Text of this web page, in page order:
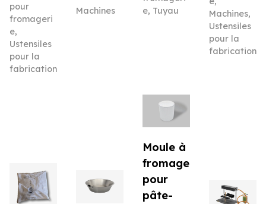
pour
fromageri
e,
Ustensiles
pour la
fabrication
Machines
e, Tuyau
Machines,
Ustensiles
pour la
fabrication
Moule à
fromage
pour
pâte-